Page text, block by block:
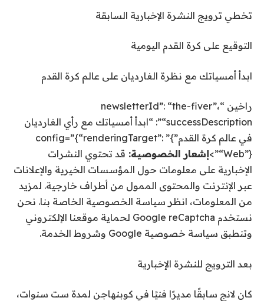
تخطي ترويج النشرة الإخبارية السابقة
التوقيع على كرة القدم اليومية
ابدأ أمسياتك مع نظرة الغارديان على عالم كرة القدم
راخين “newsletterId”: “the-fiver”،
“successDescription”: “ابدأ أمسياتك مع رأي الغارديان
في عالم كرة القدم”}” config=”{“renderingTarget”:
“Web”}”>
إشعار الخصوصية: قد تحتوي النشرات
الإخبارية على معلومات حول المؤسسات الخيرية والإعلانات
عبر الإنترنت والمحتوى الممول من أطراف خارجية. لمزيد
من المعلومات، انظر سياسة الخصوصية الخاصة بنا. نحن
نستخدم Google reCaptcha لحماية موقعنا الإلكتروني
وتنطبق سياسة خصوصية Google وشروط الخدمة.
بعد الترويج للنشرة الإخبارية
كان لانج سابقًا مديرًا فنيًا في كوبنهاجن لمدة ست سنوات،